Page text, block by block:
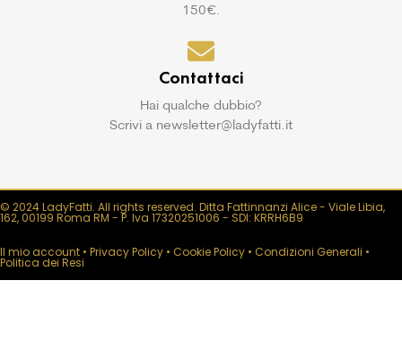
150€.
Contattaci
Hai qualche dubbio?
Scrivi a newsletter@ladyfatti.it
© 2024 LadyFatti. All rights reserved. Ditta Fattinnanzi Alice - Viale Libia,
162, 00199 Roma RM - P. Iva 17320251006 - SDI: KRRH6B9
Il mio account • Privacy Policy • Cookie Policy • Condizioni Generali •
Politica dei Resi